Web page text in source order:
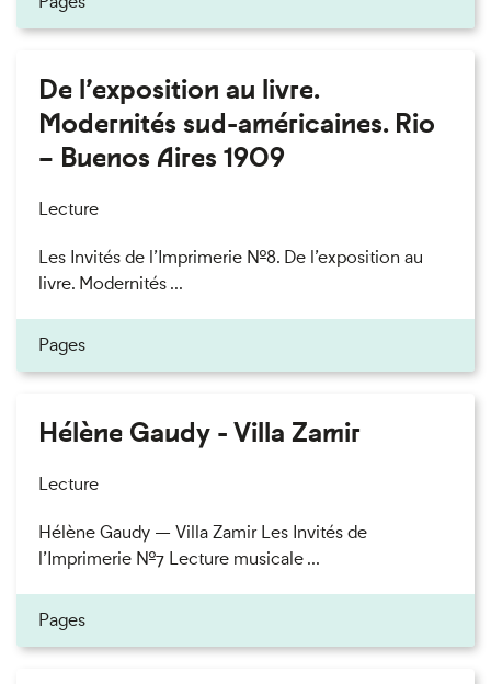
De l’exposition au livre.
Modernités sud-américaines. Rio
– Buenos Aires 1909
Lecture
Les Invités de l’Imprimerie n°8. De l’exposition au
livre. Modernités ...
Pages
Hélène Gaudy - Villa Zamir
Lecture
Hélène Gaudy — Villa Zamir Les Invités de
l’Imprimerie n°7 Lecture musicale ...
Pages